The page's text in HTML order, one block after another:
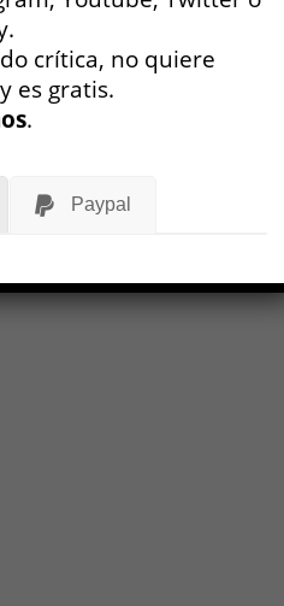
crítica, no quiere
es gratis.
.
Paypal